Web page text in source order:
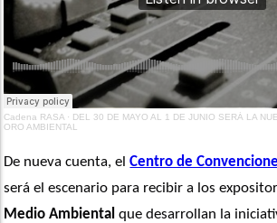
Cadena RASA · DEL 30 DE MAYO AL 1 DE JUNIO SERÁ LA
ORO AMBIENTAL
De nueva cuenta, el Centro de
será el escenario para recibir a los
Medio Ambiental